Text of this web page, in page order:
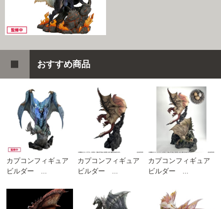
おすすめ商品
カプコンフィギュア
ビルダー ...
カプコンフィギュア
ビルダー ...
カプコンフィギュア
ビルダー ...